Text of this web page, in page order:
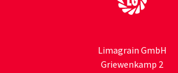
Limagrain GmbH
Griewenkamp 2